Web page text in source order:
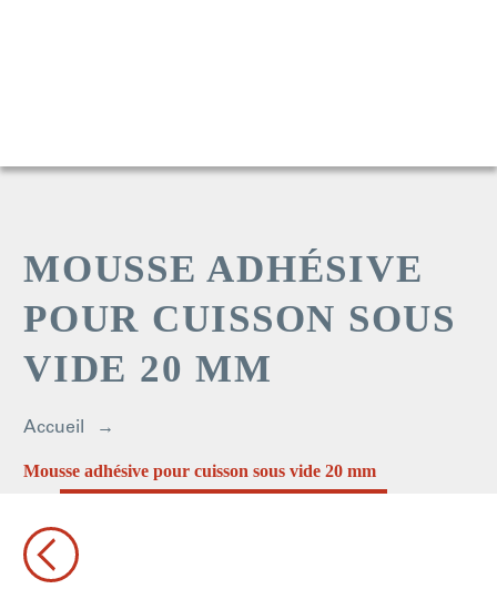
MOUSSE ADHÉSIVE
POUR CUISSON SOUS
VIDE 20 MM
Accueil
Mousse adhésive pour cuisson sous vide 20 mm